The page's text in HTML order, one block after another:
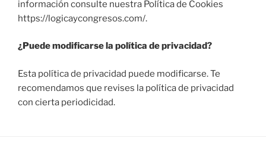
información consulte nuestra Política de Cookies
https://logicaycongresos.com/.
¿Puede modificarse la política de privacidad?
Esta política de privacidad puede modificarse. Te
recomendamos que revises la política de privacidad
con cierta periodicidad.